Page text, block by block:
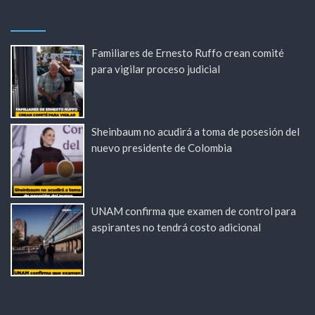
Familiares de Ernesto Ruffo crean comité
para vigilar proceso judicial
Sheinbaum no acudirá a toma de posesión del
nuevo presidente de Colombia
UNAM confirma que examen de control para
aspirantes no tendrá costo adicional